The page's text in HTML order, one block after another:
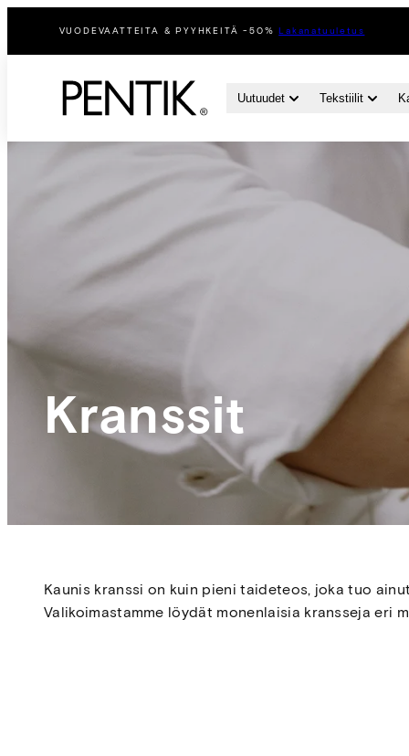
VUODEVAATTEITA & PYYHKEITÄ -50%Lakanatuuletus
Uutuudet Tekstiilit
Kranssit
Kaunis kranssi on kuin pieni taideteos, joka tuo
Valikoimastamme löydät monenlaisia kransseja eri